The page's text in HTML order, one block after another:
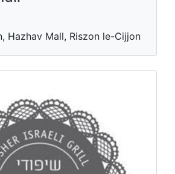
Hazhav Mall, Riszon le-Cijjon